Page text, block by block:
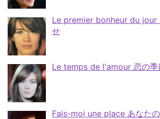
Le premier bonheur du jour
せ
Le temps de l'amour 恋の季
Fais-moi une place あなた